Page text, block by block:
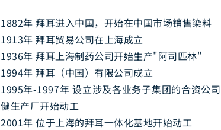
1882年 拜耳进入中国，开始在中国市场销售染料
1913年 拜耳贸易公司在上海成立
1936年 拜耳上海制药公司开始生产"阿司匹林"
1994年 拜耳（中国）有限公司成立
1995年-1997年 设立涉及各业务子集团的合资公
健生产厂开始动工
2001年 位于上海的拜耳一体化基地开始动工